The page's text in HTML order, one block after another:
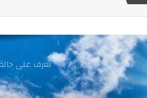
تعرف على
تعرف على